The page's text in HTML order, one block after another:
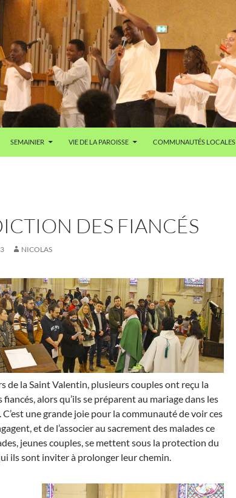
SEMAINIER VIE DE LA PAROISSE COMMUNAUTÉS LOCALES
DES FIANCÉS
NICOLAS
de la Saint Valentin, plusieurs couples ont reçu la
alors qu’ils se préparent au mariage dans les
une grande joie pour la communauté de voir ces
et de l’associer au sacrement des malades ce
jeunes couples, se mettent sous la protection du
ils sont inviter à prolonger leur chemin.